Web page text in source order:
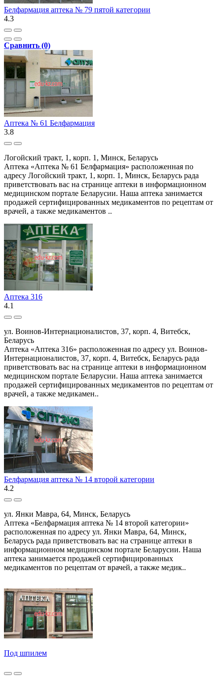
Белфармация аптека № 79 пятой категории
4.3
Сравнить (0)
Аптека № 61 Белфармация
3.8
Логойский тракт, 1, корп. 1, Минск, Беларусь
Аптека «Аптека № 61 Белфармация» расположенная по
адресу Логойский тракт, 1, корп. 1, Минск, Беларусь рада
приветствовать вас на странице аптеки в информационном
медицинском портале Беларусии. Наша аптека занимается
продажей сертифицированных медикаментов по рецептам от
врачей, а также медикаментов ..
Аптека 316
4.1
ул. Воинов-Интернационалистов, 37, корп. 4, Витебск,
Беларусь
Аптека «Аптека 316» расположенная по адресу ул. Воинов-
Интернационалистов, 37, корп. 4, Витебск, Беларусь рада
приветствовать вас на странице аптеки в информационном
медицинском портале Беларусии. Наша аптека занимается
продажей сертифицированных медикаментов по рецептам от
врачей, а также медикамен..
Белфармация аптека № 14 второй категории
4.2
ул. Янки Мавра, 64, Минск, Беларусь
Аптека «Белфармация аптека № 14 второй категории»
расположенная по адресу ул. Янки Мавра, 64, Минск,
Беларусь рада приветствовать вас на странице аптеки в
информационном медицинском портале Беларусии. Наша
аптека занимается продажей сертифицированных
медикаментов по рецептам от врачей, а также медик..
Под шпилем